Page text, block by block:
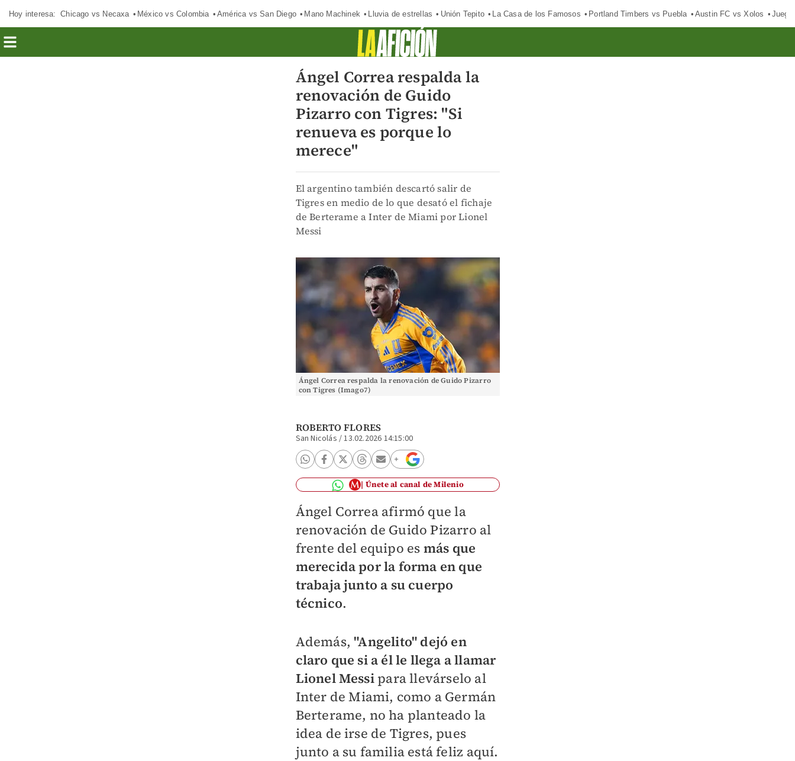
Hoy interesa: Chicago vs Necaxa México vs Colombia América vs San Diego Mano Machinek Lluvia de estrellas Unión Tepito La Casa de los Famosos Portland Timbers vs Puebla Austin FC vs Xolos
Ángel Correa respalda la
renovación de Guido
Pizarro con Tigres: "Si
renueva es porque lo
merece"
El argentino también descartó salir de
Tigres en medio de lo que desató el fichaje
de Berterame a Inter de Miami por Lionel
Messi
Ángel Correa respalda la renovación de Guido Pizarro
con Tigres (Imago7)
ROBERTO FLORES
San Nicolás /13.02.2026 14:15:00
Únete al canal de Milenio
Ángel Correa afirmó que la
renovación de Guido Pizarro al
frente del equipo es más que
merecida por la forma en que
trabaja junto a su cuerpo
técnico.
Además,"Angelito" dejó en
claro que si a él le llega a llamar
Lionel Messipara llevárselo al
Inter de Miami, como a Germán
Berterame, no ha planteado la
idea de irse de Tigres, pues
junto a su familia está feliz aquí.